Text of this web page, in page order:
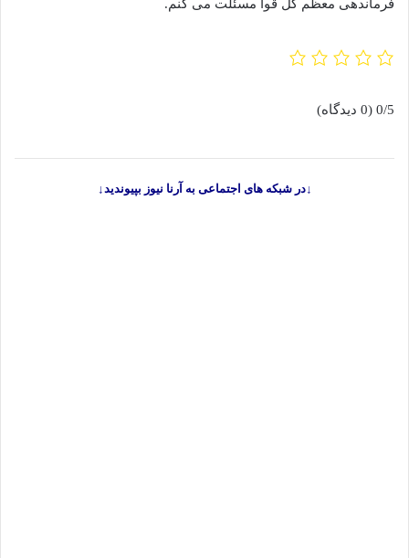
فرماندهی معظم کل قوا مسئلت می کنم.
0/5 (0 دیدگاه)
↓در شبکه های اجتماعی به آرنا نیوز بپیوندید↓